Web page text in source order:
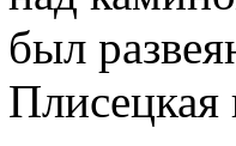
был
Плисецкая